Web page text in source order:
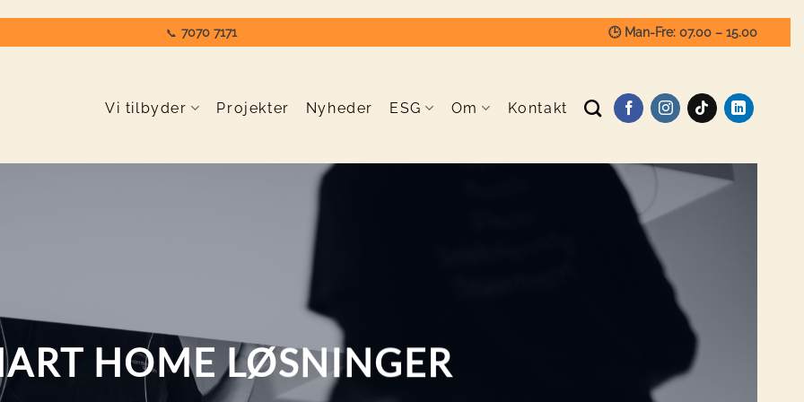
📞 7070 7171 🕒 Man-Fre: 07.00 – 15.00
Vi tilbyder Projekter Nyheder ESG Om Kontakt
HOME LØSNINGER